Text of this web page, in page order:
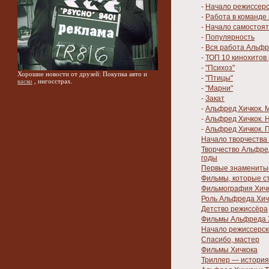
Хорошие новости от друзей: Покупка авто и
каско , ингосстрах.
- Начало
- Работа в
- Начало
- Популярность
- Вся работа
- ТОП 10 кинохитов
- "Психоз"
- "Птицы"
- "Марни"
- Закат
- Альфред Хичкок.
- Альфред Хичкок.
- Альфред Хичкок.
Начало
Творчество
годы
Первые
Фильмы, которые
Фильмография
Роль Альфреда
Детство режиссёра
Фильмы Альфреда
Начало
Спасибо, мастер
Фильмы Хичкока
Триллер —